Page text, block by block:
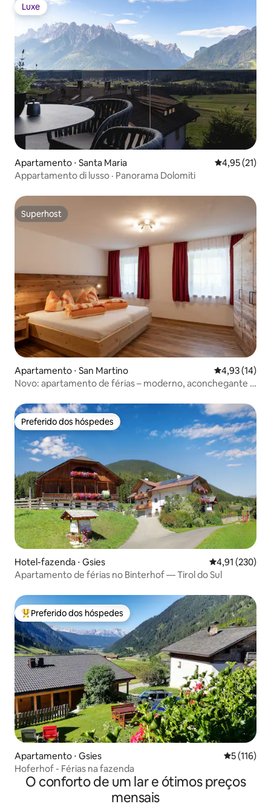
Luxe
Luxe
Apartamento ⋅ Santa Maria 4,95 de uma
4,95 (21)
Appartamento di lusso · Panorama Dolomiti
Superhost
Superhost
Apartamento ⋅ San Martino 4,93 de uma
4,93 (14)
Novo: apartamento de férias – moderno, aconchegante e
Preferido dos hóspedes
Preferido dos hóspedes
Hotel-fazenda ⋅ Gsies 4,91 de uma
4,91 (230)
Apartamento de férias no Binterhof — Tirol do Sul
Entre os melhores preferidos dos hóspedes
Preferido dos hóspedes
Apartamento ⋅ Gsies 5 de uma
5 (116)
Hoferhof - Férias na fazenda
O conforto de um lar e ótimos preços
mensais